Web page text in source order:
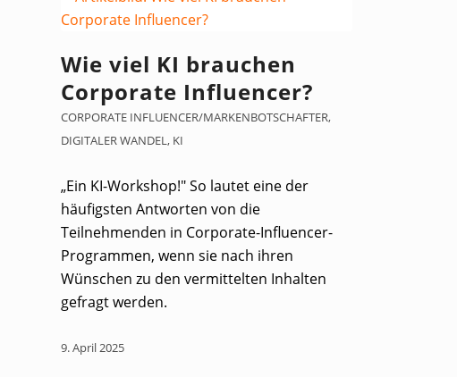
Wie viel KI brauchen
Corporate Influencer?
CORPORATE INFLUENCER/MARKENBOTSCHAFTER,
DIGITALER WANDEL, KI
„Ein KI-Workshop!" So lautet eine der
häufigsten Antworten von die
Teilnehmenden in Corporate-Influencer-
Programmen, wenn sie nach ihren
Wünschen zu den vermittelten Inhalten
gefragt werden.
9. April 2025